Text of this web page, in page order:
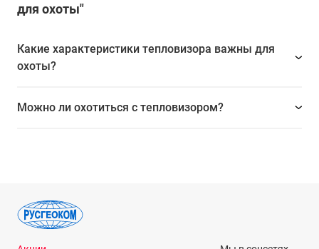
для охоты"
Какие характеристики тепловизора важны для
охоты?
Можно ли охотиться с тепловизором?